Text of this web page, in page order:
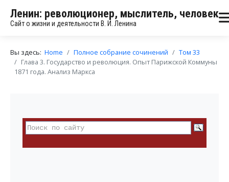
Ленин: революционер, мыслитель, человек
Сайт о жизни и деятельности В. И. Ленина
Вы здесь: Home Полное собрание сочинений
Том 33
Глава 3. Государство и революция. Опыт Парижской Коммуны
1871 года. Анализ Маркса